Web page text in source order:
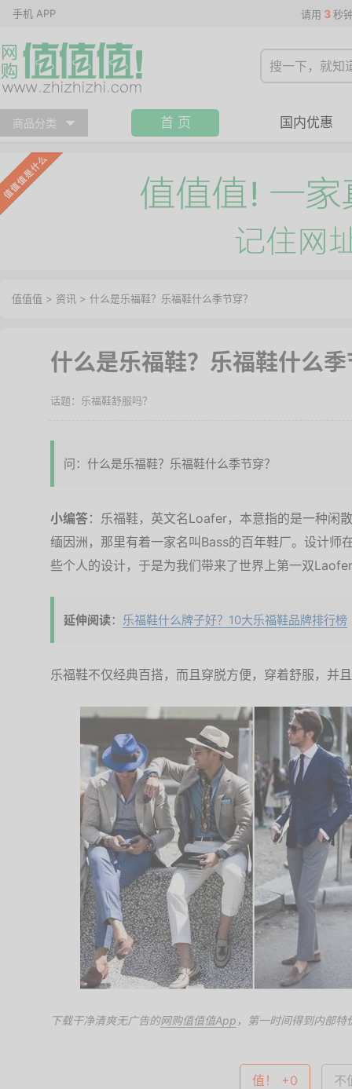
手机 APP 请用 3 秒
商品分类 首 页 国内优惠
值值值 > 资讯 > 什么是乐福鞋？乐福鞋什么季节穿？
什么是乐福鞋？乐福鞋什么
乐福鞋舒服吗？
问：什么是乐福鞋？乐福鞋什么季节穿？
小编答：乐福鞋，英文名Loafer，本意指的是一种闲
缅因洲，那里有着一家名叫Bass的百年鞋厂。设计
些个人的设计，于是为我们带来了世界上第一双
延伸阅读： 乐福鞋什么牌子好？10大乐福鞋品牌排行榜
乐福鞋不仅经典百搭，而且穿脱方便，穿着舒服，并
下载干净清爽无广告的网购值值值App ，第一时间得到内部特
值！ +0 不